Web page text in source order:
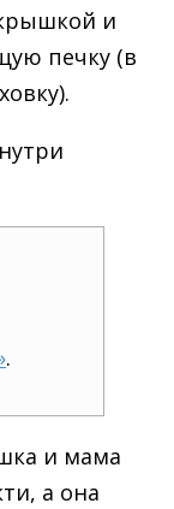
и
печку (в
.
и мама
а она